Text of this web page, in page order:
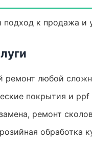
подход к продажа и
ремонт любой
покрытия и ppf
ремонт
обработка